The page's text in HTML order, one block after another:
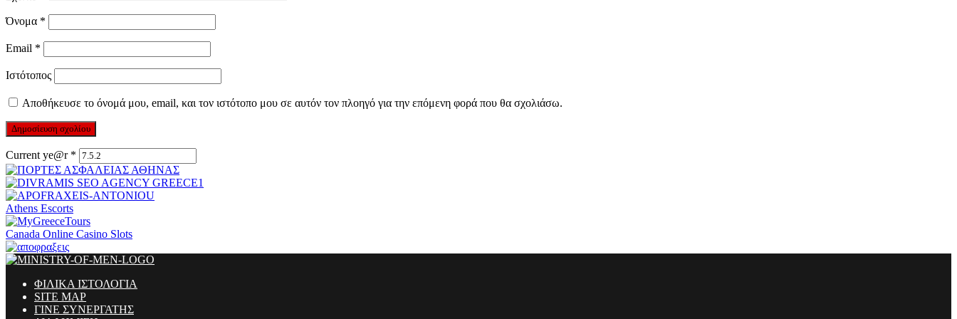
Όνομα *
Email *
Ιστότοπος
Αποθήκευσε το όνομά μου, email, και τον ιστότοπο μου σε αυτόν τον πλοηγό για την επόμενη φορά που θα σχολιάσω.
Current ye@r *
Athens Escorts
Canada Online Casino Slots
ΦΙΛΙΚΑ ΙΣΤΟΛΟΓΙΑ
SITE MAP
ΓΙΝΕ ΣΥΝΕΡΓΑΤΗΣ